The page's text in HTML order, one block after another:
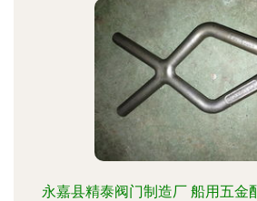
永嘉县精泰阀门制造厂 船用五金